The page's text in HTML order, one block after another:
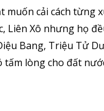
cải cách từng
Liên Xô nhưng họ
Bang, Triệu Tử
tấm lòng cho đất